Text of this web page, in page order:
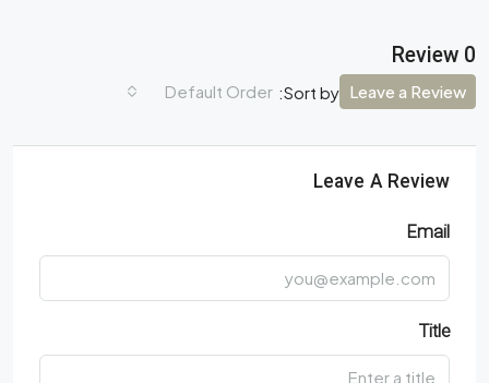
0 Review
Sort by:
Default Order Leave a Review
Leave A Review
Email
Title